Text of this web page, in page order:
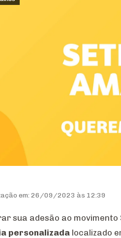
em: 26/09/2023 às 12:39
sua adesão ao movimento
personalizada localizado